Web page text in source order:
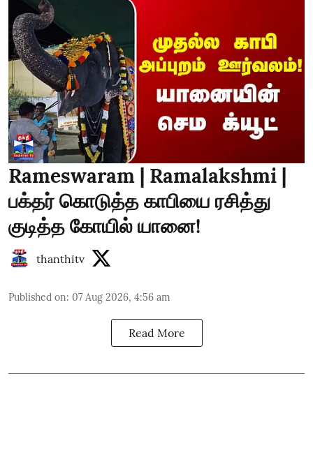
Rameswaram | Ramalakshmi |
பக்தர் கொடுத்த காபியை ரசித்து
குடித்த கோயில் யானை!
thanthitv
Published on: 07 Aug 2026, 4:56 am
Read More